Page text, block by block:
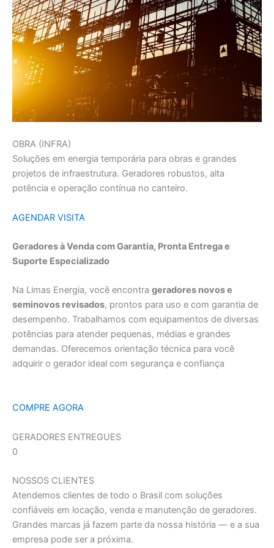
OBRA (INFRA)
Soluções em energia temporária para obras e grandes
projetos de infraestrutura. Geradores robustos, alta
potência e operação contínua no canteiro.
AGENDAR VISITA
Geradores à Venda com Garantia, Pronta Entrega e
Suporte Especializado
Na Limas Energia, você encontra geradores novos e
seminovos revisados, prontos para uso e com garantia de
desempenho. Trabalhamos com equipamentos de diversas
potências para atender pequenas, médias e grandes
demandas. Oferecemos orientação técnica para você
adquirir o gerador ideal com segurança e confiança
COMPRE AGORA
GERADORES ENTREGUES
0
NOSSOS CLIENTES
Atendemos clientes de todo o Brasil com soluções
confiáveis em locação, venda e manutenção de geradores.
Grandes marcas já fazem parte da nossa história — e a sua
empresa pode ser a próxima.